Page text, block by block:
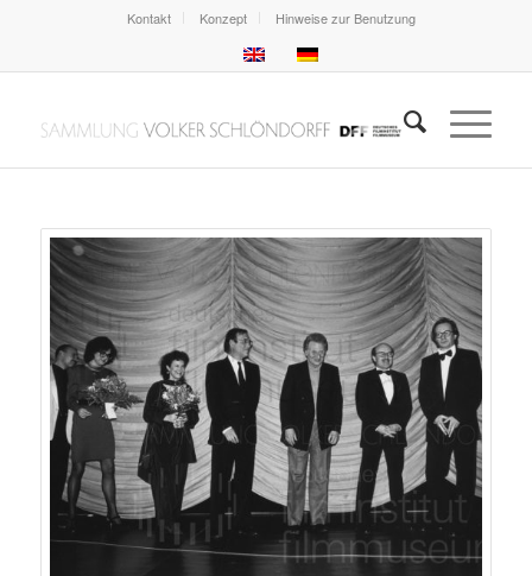
Kontakt Konzept Hinweise zur Benutzung